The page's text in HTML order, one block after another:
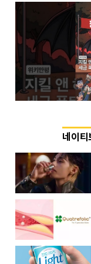
네이